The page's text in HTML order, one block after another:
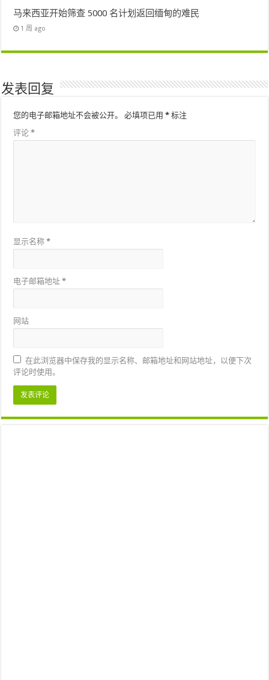
马来西亚开始筛查 5000 名计划返回缅甸的难民
1 周 ago
发表回复
您的电子邮箱地址不会被公开。 必填项已用* 标注
评论*
显示名称*
电子邮箱地址*
网站
在此浏览器中保存我的显示名称、邮箱地址和网站地址，以便下次
评论时使用。